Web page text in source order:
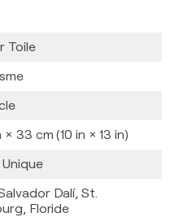
Toile
33 cm (10 in × 13 in)
Dalí, St.
Floride